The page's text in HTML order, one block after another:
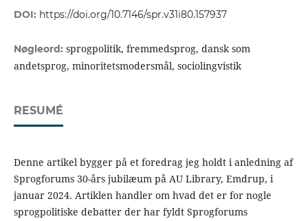
DOI: https://doi.org/10.7146/spr.v31i80.157937
Nøgleord: sprogpolitik, fremmedsprog, dansk som
andetsprog, minoritetsmodersmål, sociolingvistik
RESUMÉ
Denne artikel bygger på et foredrag jeg holdt i anledning af
Sprogforums 30-års jubilæum på AU Library, Emdrup, i
januar 2024. Artiklen handler om hvad det er for nogle
sprogpolitiske debatter der har fyldt Sprogforums